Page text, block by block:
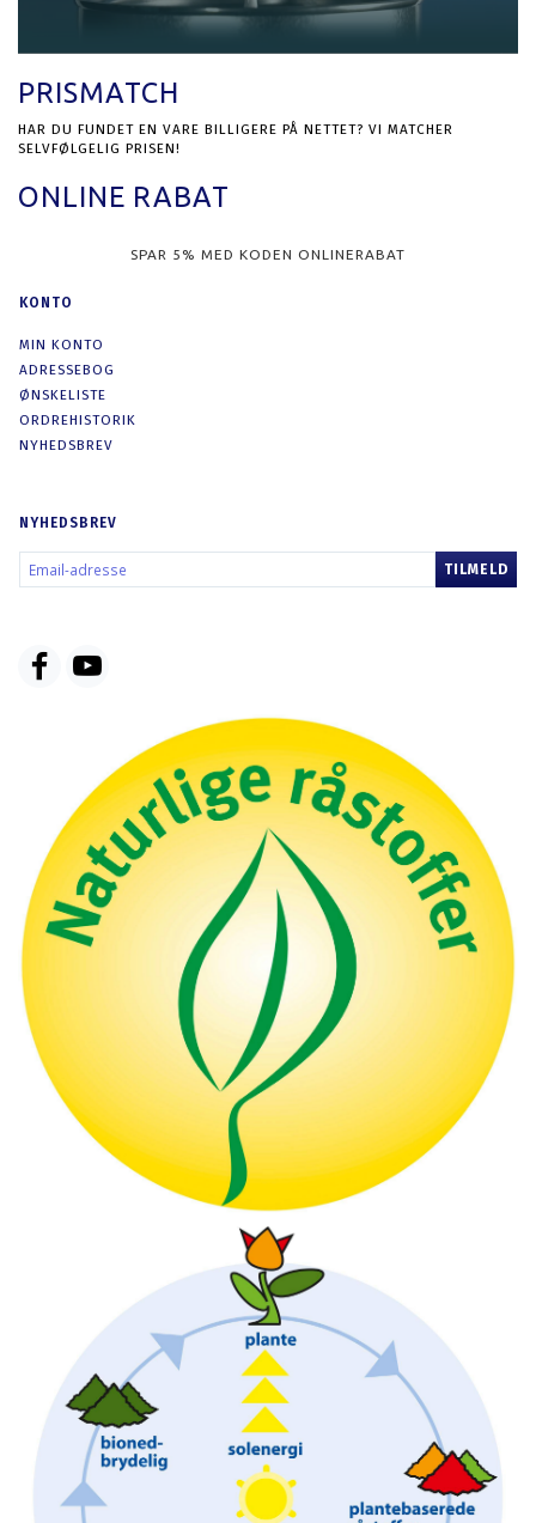
PRISMATCH
HAR DU FUNDET EN VARE BILLIGERE PÅ NETTET? VI MATCHER
SELVFØLGELIG PRISEN!
ONLINE RABAT
SPAR 5% MED KODEN ONLINERABAT
KONTO
MIN KONTO
ADRESSEBOG
ØNSKELISTE
ORDREHISTORIK
NYHEDSBREV
NYHEDSBREV
ADRESSE
TILMELD